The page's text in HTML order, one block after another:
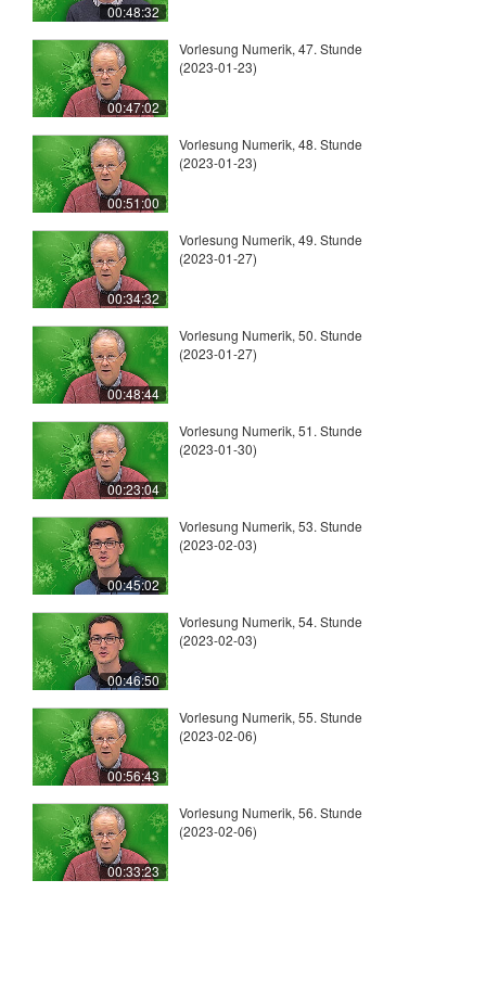
00:48:32
00:47:02
Vorlesung Numerik, 47. Stunde
(2023-01-23)
00:51:00
Vorlesung Numerik, 48. Stunde
(2023-01-23)
00:34:32
Vorlesung Numerik, 49. Stunde
(2023-01-27)
00:48:44
Vorlesung Numerik, 50. Stunde
(2023-01-27)
00:23:04
Vorlesung Numerik, 51. Stunde
(2023-01-30)
00:45:02
Vorlesung Numerik, 53. Stunde
(2023-02-03)
00:46:50
Vorlesung Numerik, 54. Stunde
(2023-02-03)
00:56:43
Vorlesung Numerik, 55. Stunde
(2023-02-06)
00:33:23
Vorlesung Numerik, 56. Stunde
(2023-02-06)